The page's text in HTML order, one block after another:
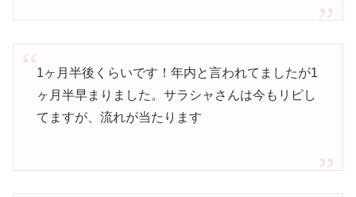
1ヶ月半後くらいです！年内と言われてましたが1
ヶ月半早まりました。サラシャさんは今もリピし
てますが、流れが当たります